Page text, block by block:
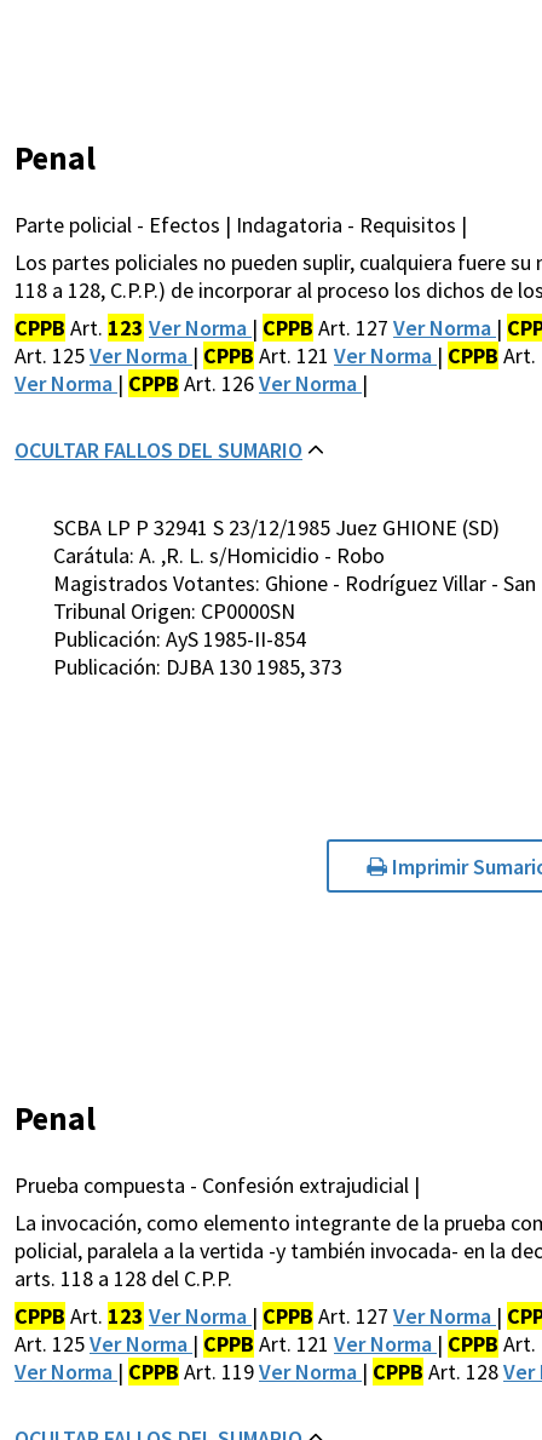
Penal
Parte policial - Efectos | Indagatoria - Requisitos |
Los partes policiales no pueden suplir, cualquiera fuere
118 a 128, C.P.P.) de incorporar al proceso los dichos de
CPPB Art. 123 Ver Norma | CPPB Art. 127 Ver Norma |
Art. 125Ver Norma | CPPB Art. 121 Ver Norma | CPPB Art.
Ver Norma | CPPB Art. 126Ver Norma |
OCULTAR FALLOS DEL SUMARIO
SCBA LP P 32941 S 23/12/1985 Juez GHIONE (SD)
Carátula: A. ,R. L. s/Homicidio - Robo
Magistrados Votantes: Ghione - Rodríguez Villar -
Tribunal Origen: CP0000SN
Publicación: AyS 1985-II-854
Publicación: DJBA 130 1985, 373
Imprimir
Penal
Prueba compuesta - Confesión extrajudicial |
La invocación, como elemento integrante de la prueba
policial, paralela a la vertida -y también invocada- en la
arts. 118 a 128 del C.P.P.
CPPB Art. 123 Ver Norma | CPPB Art. 127 Ver Norma |
Art. 125Ver Norma | CPPB Art. 121 Ver Norma | CPPB Art.
Ver Norma | CPPB Art. 119Ver Norma | CPPB Art. 128Ver